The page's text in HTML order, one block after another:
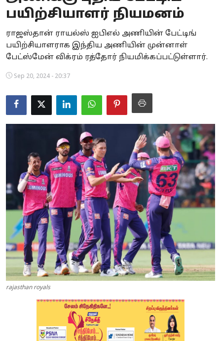
Business
Crime
Tamilnadu
National
World
Astrology
Weather
Politics
பயிற்சியாளர் நியமனம்
ராஜஸ்தான் ராயல்ஸ் ஐபிஎல் அணியின் பேட்டிங்
பயிற்சியாளராக இந்திய அணியின் முன்னாள்
பேட்ஸ்மேன் விக்ரம் ரத்தோர் நியமிக்கப்பட்டுள்ளார்.
Sep 20, 2024 - 20:37
rajasthan royals